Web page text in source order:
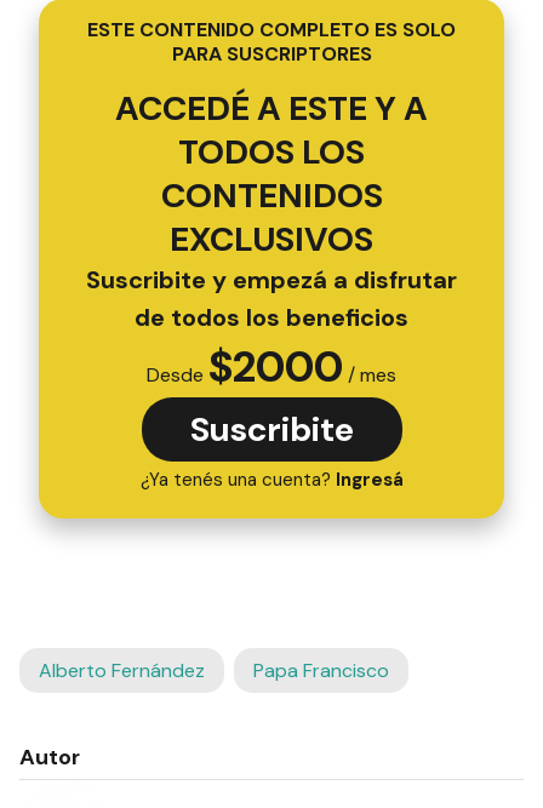
ESTE CONTENIDO COMPLETO ES SOLO
PARA SUSCRIPTORES
ACCEDÉ A ESTE Y A
TODOS LOS
CONTENIDOS
EXCLUSIVOS
Suscribite y empezá a disfrutar
de todos los beneficios
Desde $2000 / mes
Suscribite
¿Ya tenés una cuenta? Ingresá
Alberto Fernández Papa Francisco
Autor